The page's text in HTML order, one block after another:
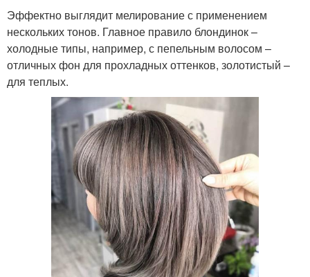
Эффектно выглядит мелирование с применением
нескольких тонов. Главное правило блондинок –
холодные типы, например, с пепельным волосом –
отличных фон для прохладных оттенков, золотистый –
для теплых.